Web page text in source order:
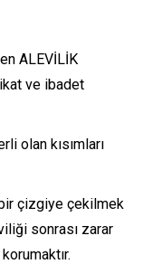
ALEVİLİK
ve ibadet
olan kısımları
çizgiye çekilmek
sonrası zarar